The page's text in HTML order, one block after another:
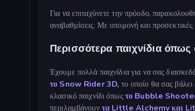
Για να επιταχύνετε την πρόοδο,
αναβαθμίσεις. Με υπομονή και
Περισσότερα παιχνίδια όπως
Έχουμε πολλά παιχνίδια για να σας
το Snow Rider 3D, το οποίο θα σας
κλασικό παιχνίδι όπωςτο Bubble
περιλαμβάνουντα Little Alchemy και